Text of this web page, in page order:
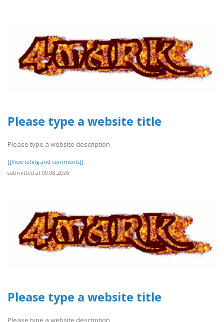
Please type a website title
Please type a website description
[[View rating and comments]]
submitted at 09.08.2026
Please type a website title
Please type a website description